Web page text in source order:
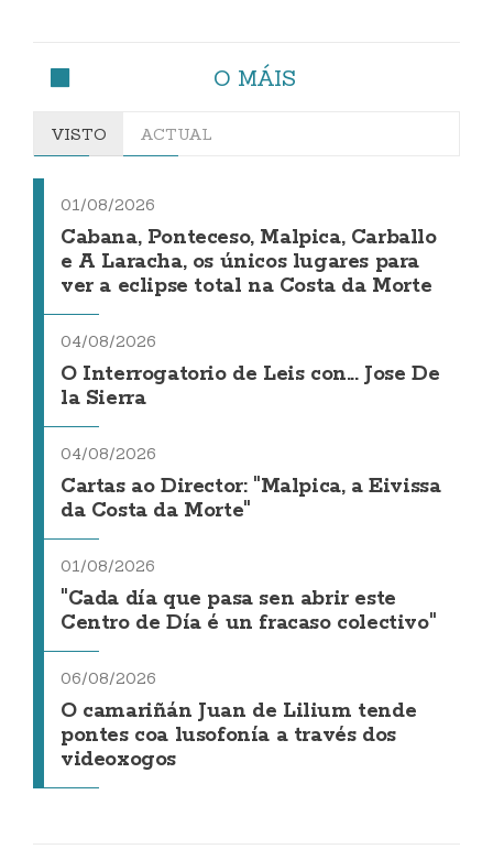
O MÁIS
VISTO ACTUAL
01/08/2026
Cabana, Ponteceso, Malpica, Carballo
e A Laracha, os únicos lugares para
ver a eclipse total na Costa da Morte
04/08/2026
O Interrogatorio de Leis con... Jose De
la Sierra
04/08/2026
Cartas ao Director: "Malpica, a Eivissa
da Costa da Morte"
01/08/2026
"Cada día que pasa sen abrir este
Centro de Día é un fracaso colectivo"
06/08/2026
O camariñán Juan de Lilium tende
pontes coa lusofonía a través dos
videoxogos